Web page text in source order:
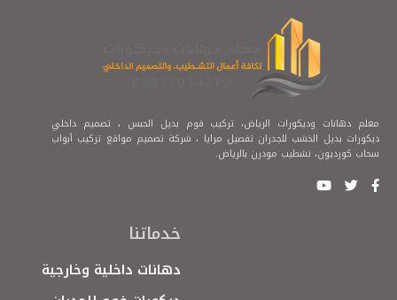
معلم دهانات وديكورات الرياض، تركيب فوم بديل الجبس ، تصميم داخلي
ديكورات بديل الخشب للجدران تفصيل مرايا ، شركة تصميم مواقع تركيب أبواب
سحاب كورديون، تشطيب مودرن بالرياض.
خدماتنا
دهانات داخلية وخارجية